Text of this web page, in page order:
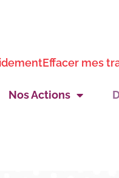
Effacer mes
Nos Actions